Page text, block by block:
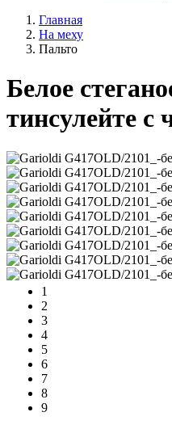
Главная
На меху
Пальто
Белое
тинсулейте с
1
2
3
4
5
6
7
8
9